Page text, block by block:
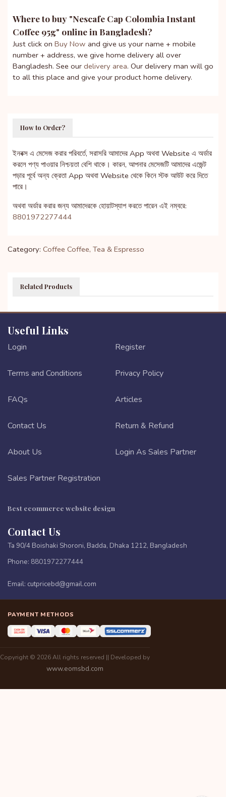
Where to buy "Nescafe Cap Colombia Instant
Coffee 95g" online in Bangladesh?
Just click on Buy Now and give us your name + mobile
number + address, we give home delivery all over
Bangladesh. See our delivery area. Our delivery man will go
to all this place and give your product home delivery.
How to Order?
ইনবক্স এ মেসেজ করার পরিবর্তে, সরাসরি আমাদের App অথবা Website এ অর্ডার
করলে পণ্য পাওয়ার নিশ্চয়তা বেশি থাকে। কারন, আপনার মেসেজটি আমাদের এজেন্ট
পড়ার পূর্বে অন্য ক্রেতা App অথবা Website থেকে কিনে স্টক আউট করে দিতে
পারে।
অথবা অর্ডার করার জন্য আমাদেরকে হোয়াটস্যাপ করতে পারেন এই নম্বরে:
8801972277444
Category: Coffee Coffee, Tea & Espresso
Related Products
Useful Links
Login Register
Terms and Conditions Privacy Policy
FAQs Articles
Contact Us Return & Refund
About Us Login As Sales Partner
Sales Partner Registration
Best ecommerce website design
Contact Us
Ta 90/4 Boishaki Shoroni, Badda, Dhaka 1212, Bangladesh
Phone: 8801972277444
Email: cutpricebd@gmail.com
PAYMENT METHODS
Copyright © 2026 All rights reserved || Developed by
www.eomsbd.com